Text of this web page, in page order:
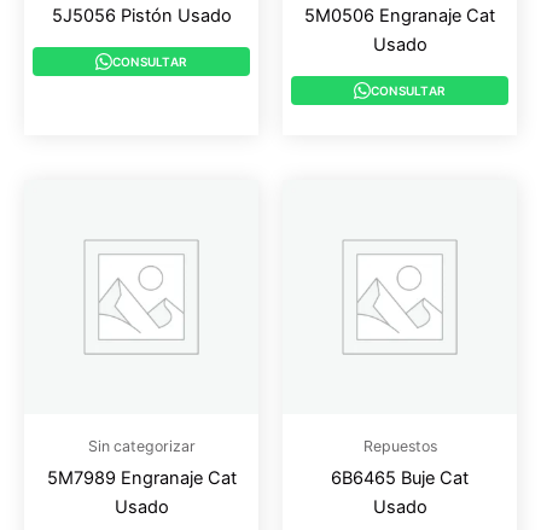
5J5056 Pistón Usado
CONSULTAR
5M0506 Engranaje Cat
Usado
CONSULTAR
Sin categorizar
5M7989 Engranaje Cat
Usado
Repuestos
6B6465 Buje Cat
Usado